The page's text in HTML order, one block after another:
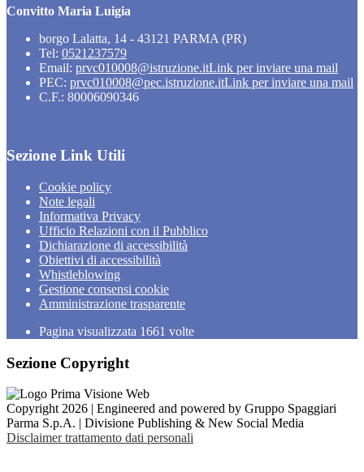
Convitto Maria Luigia
borgo Lalatta, 14 - 43121 PARMA (PR)
Tel: 0521237579
Email: prvc010008@istruzione.itLink per inviare una mail
PEC: prvc010008@pec.istruzione.itLink per inviare una mail
C.F.: 80006090346
Sezione Link Utili
Cookie policy
Note legali
Informativa Privacy
Ufficio Relazioni con il Pubblico
Dichiarazione di accessibilità
Obiettivi di accessibilità
Whistleblowing
Gestione consensi cookie
Amministrazione trasparente
Pagina visualizzata 1661 volte
Sezione Copyright
Copyright 2026 | Engineered and powered by Gruppo Spaggiari
Parma S.p.A. | Divisione Publishing & New Social Media
Disclaimer trattamento dati personali